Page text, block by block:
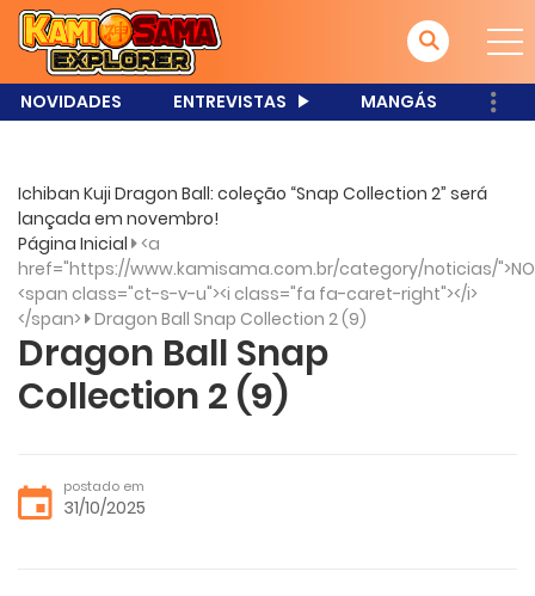
NOVIDADES ENTREVISTAS MANGÁS
Ichiban Kuji Dragon Ball: coleção “Snap Collection 2” será
lançada em novembro!
Página Inicial <a
href="https://www.kamisama.com.br/category/noticias/
<span class="ct-s-v-u"><i class="fa fa-caret-right"></i>
</span> Dragon Ball Snap Collection 2 (9)
Dragon Ball Snap
Collection 2 (9)
postado em
31/10/2025